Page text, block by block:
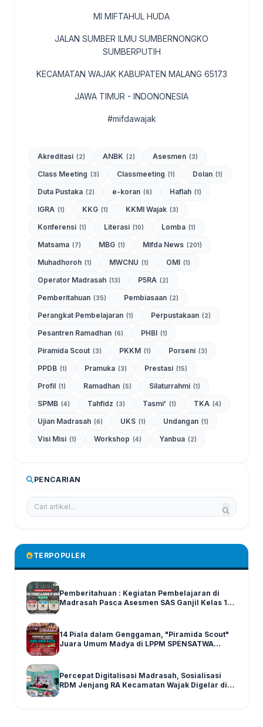
MI MIFTAHUL HUDA
JALAN SUMBER ILMU SUMBERNONGKO
SUMBERPUTIH
KECAMATAN WAJAK KABUPATEN MALANG 65173
JAWA TIMUR - INDONONESIA
#mifdawajak
Akreditasi (2) ANBK (2) Asesmen (3)
Class Meeting (3) Classmeeting (1) Dolan (1)
Duta Pustaka (2) e-koran (6) Haflah (1)
IGRA (1) KKG (1) KKMI Wajak (3)
Konferensi (1) Literasi (10) Lomba (1)
Matsama (7) MBG (1) Mifda News (201)
Muhadhoroh (1) MWCNU (1) OMI (1)
Operator Madrasah (13) P5RA (2)
Pemberitahuan (35) Pembiasaan (2)
Perangkat Pembelajaran (1) Perpustakaan (2)
Pesantren Ramadhan (6) PHBI (1)
Piramida Scout (3) PKKM (1) Porseni (3)
PPDB (1) Pramuka (3) Prestasi (15)
Profil (1) Ramadhan (5) Silaturrahmi (1)
SPMB (4) Tahfidz (3) Tasmi' (1) TKA (4)
Ujian Madrasah (6) UKS (1) Undangan (1)
Visi Misi (1) Workshop (4) Yanbua (2)
PENCARIAN
TERPOPULER
Pemberitahuan : Kegiatan Pembelajaran di
Madrasah Pasca Asesmen SAS Ganjil Kelas 1-6
14 Piala dalam Genggaman, "Piramida Scout"
Juara Umum Madya di LPPM SPENSATWA
Percepat Digitalisasi Madrasah, Sosialisasi
RDM Jenjang RA Kecamatan Wajak Digelar di